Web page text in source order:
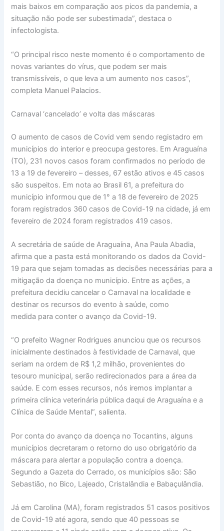
mais baixos em comparação aos picos da pandemia, a
situação não pode ser subestimada”, destaca o
infectologista.
“O principal risco neste momento é o comportamento de
novas variantes do vírus, que podem ser mais
transmissíveis, o que leva a um aumento nos casos”,
completa Manuel Palacios.
Carnaval ‘cancelado’ e volta das máscaras
O aumento de casos de Covid vem sendo registadro em
municípios do interior e preocupa gestores. Em Araguaína
(TO), 231 novos casos foram confirmados no período de
13 a 19 de fevereiro – desses, 67 estão ativos e 45 casos
são suspeitos. Em nota ao Brasil 61, a prefeitura do
município informou que de 1° a 18 de fevereiro de 2025
foram registrados 360 casos de Covid-19 na cidade, já em
fevereiro de 2024 foram registrados 419 casos.
A secretária de saúde de Araguaína, Ana Paula Abadia,
afirma que a pasta está monitorando os dados da Covid-
19 para que sejam tomadas as decisões necessárias para a
mitigação da doença no município. Entre as ações, a
prefeitura decidiu cancelar o Carnaval na localidade e
destinar os recursos do evento à saúde, como
medida para conter o avanço da Covid-19.
“O prefeito Wagner Rodrigues anunciou que os recursos
inicialmente destinados à festividade de Carnaval, que
seriam na ordem de R$ 1,2 milhão, provenientes do
tesouro municipal, serão redirecionados para a área da
saúde. E com esses recursos, nós iremos implantar a
primeira clínica veterinária pública daqui de Araguaína e a
Clínica de Saúde Mental”, salienta.
Por conta do avanço da doença no Tocantins, alguns
municípios decretaram o retorno do uso obrigatório da
máscara para alertar a população contra a doença.
Segundo a Gazeta do Cerrado, os municípios são: São
Sebastião, no Bico, Lajeado, Cristalândia e Babaçulândia.
Já em Carolina (MA), foram registrados 51 casos positivos
de Covid-19 até agora, sendo que 40 pessoas se